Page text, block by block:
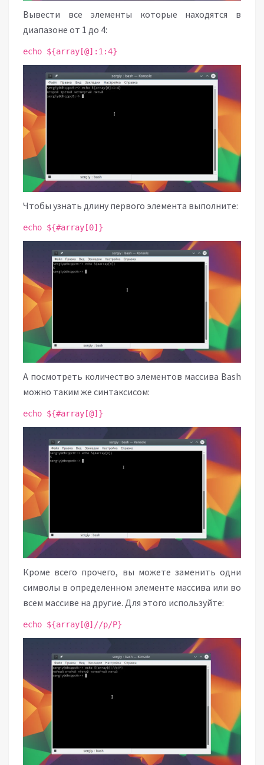
Вывести все элементы которые находятся в
диапазоне от 1 до 4:
echo ${array[@]:1:4}
Чтобы узнать длину первого элемента выполните:
echo ${#array[0]}
А посмотреть количество элементов массива Bash
можно таким же синтаксисом:
echo ${#array[@]}
Кроме всего прочего, вы можете заменить одни
символы в определенном элементе массива или во
всем массиве на другие. Для этого используйте:
echo ${array[@]//р/Р}